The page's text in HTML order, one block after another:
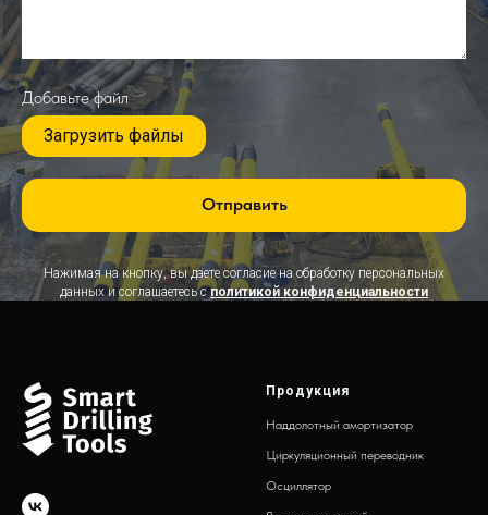
Добавьте файл
Загрузить файлы
Отправить
Нажимая на кнопку, вы даете согласие на обработку персональных
данных и соглашаетесь cполитикой конфиденциальности
Продукция
Наддолотный амортизатор
Циркуляционный переводник
Осциллятор